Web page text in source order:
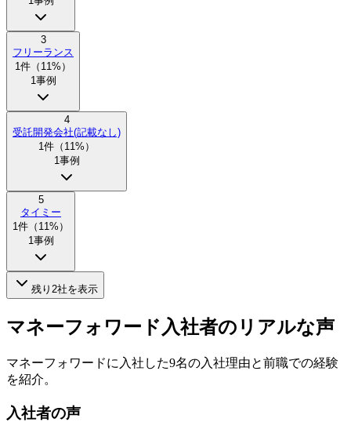
3
フリーランス
1件（ 11%）
1事例
4
受託開発会社(記載なし)
1件（ 11%）
1事例
5
タイミー
1件（ 11%）
1事例
残り 2社を表示
マネーフォワード入社者のリアルな声
マネーフォワードに入社した9名の入社理由と前職での経験
を紹介。
入社者の声